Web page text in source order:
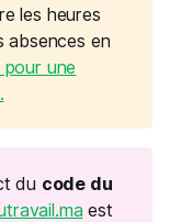
les heures
absences en
une
du code du
est